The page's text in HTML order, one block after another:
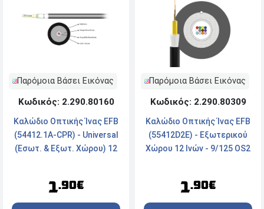
Παρόμοια Βάσει Εικόνας
Κωδικός: 2.290.80160
Καλώδιο Οπτικής Ίνας EFB
(54412.1A-CPR) - Universal
(Εσωτ. & Εξωτ. Χώρου) 12
1.90€
Παρόμοια Βάσει Εικόνας
Κωδικός: 2.290.80309
Καλώδιο Οπτικής Ίνας EFB
(55412D2E) - Εξωτερικού
Χώρου 12 Ινών - 9/125 OS2
1.90€